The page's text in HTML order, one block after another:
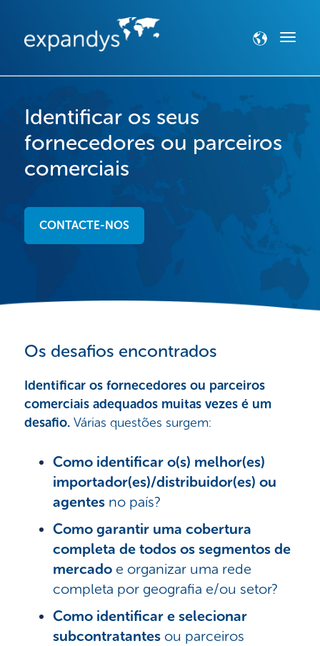
Identificar os seus
fornecedores ou parceiros
comerciais
CONTACTE-NOS
Os desafios encontrados
Identificar os fornecedores ou parceiros
comerciais adequados muitas vezes é um
desafio.Várias questões surgem:
Como identificar o(s) melhor(es)
importador(es)/distribuidor(es) ou
agentes no país?
Como garantir uma cobertura
completa de todos os segmentos de
mercado e organizar uma rede
completa por geografia e/ou setor?
Como identificar e selecionar
subcontratantes ou parceiros